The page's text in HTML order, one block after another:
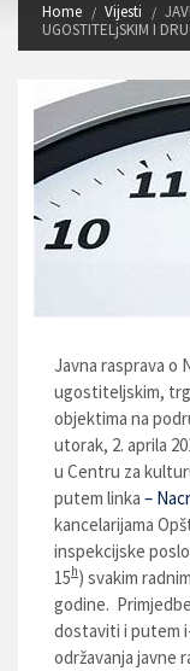
Home Vijesti
UGOSTITELjSKIM I
Javna rasprava o
ugostiteljskim,
objektima na
utorak, 2. aprila
u Centru za
putem linka –
kancelarijama
inspekcijske
15h) svakim
godine.
dostaviti i putem
održavanja javne